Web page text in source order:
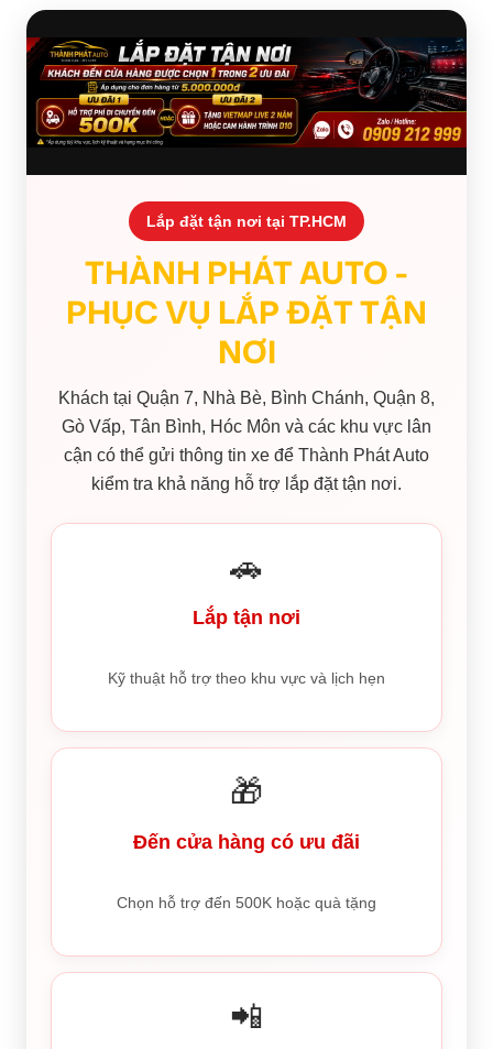
Lắp đặt tận nơi tại TP.HCM
THÀNH PHÁT AUTO -
PHỤC VỤ LẮP ĐẶT TẬN
NƠI
Khách tại Quận 7, Nhà Bè, Bình Chánh, Quận 8,
Gò Vấp, Tân Bình, Hóc Môn và các khu vực lân
cận có thể gửi thông tin xe để Thành Phát Auto
kiểm tra khả năng hỗ trợ lắp đặt tận nơi.
🚗
Lắp tận nơi
Kỹ thuật hỗ trợ theo khu vực và lịch hẹn
🎁
Đến cửa hàng có ưu đãi
Chọn hỗ trợ đến 500K hoặc quà tặng
📲